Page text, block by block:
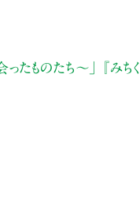
たものたち〜」
『みちく